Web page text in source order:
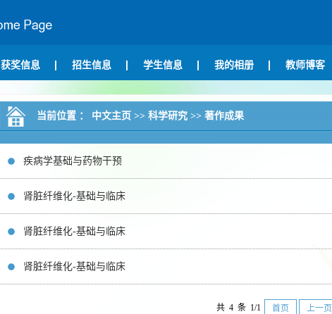
获奖信息 招生信息 学生信息 我的相册 教师博客
当前位置 ： 中文主页 >> 科学研究 >> 著作成果
疾病学基础与药物干预
肾脏纤维化-基础与临床
肾脏纤维化-基础与临床
肾脏纤维化-基础与临床
共 4 条 1/1 首页 上一页